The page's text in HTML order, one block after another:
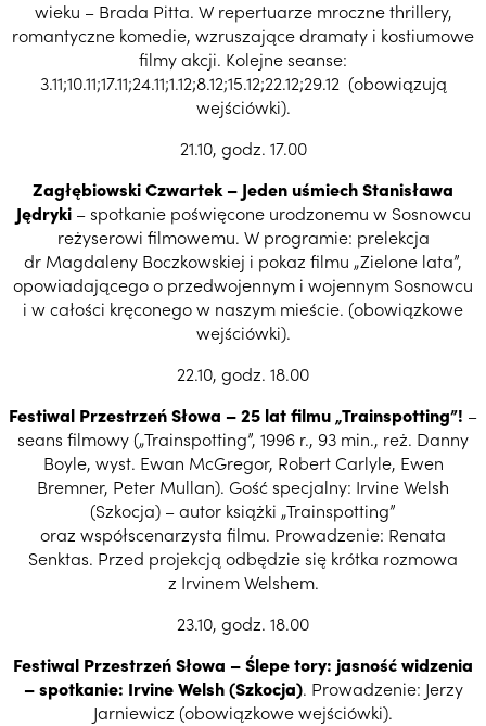
wieku – Brada Pitta. W repertuarze mroczne thrillery,
romantyczne komedie, wzruszające dramaty i kostiumowe
filmy akcji. Kolejne seanse:
3.11;10.11;17.11;24.11;1.12;8.12;15.12;22.12;29.12 (obowiązują
wejściówki).
21.10, godz. 17.00
Zagłębiowski Czwartek – Jeden uśmiech Stanisława
Jędryki – spotkanie poświęcone urodzonemu w Sosnowcu
reżyserowi filmowemu. W programie: prelekcja
dr Magdaleny Boczkowskiej i pokaz filmu „Zielone lata”,
opowiadającego o przedwojennym i wojennym Sosnowcu
i w całości kręconego w naszym mieście. (obowiązkowe
wejściówki).
22.10, godz. 18.00
Festiwal Przestrzeń Słowa – 25 lat filmu „Trainspotting”! –
seans filmowy („Trainspotting”, 1996 r., 93 min., reż. Danny
Boyle, wyst. Ewan McGregor, Robert Carlyle, Ewen
Bremner, Peter Mullan). Gość specjalny: Irvine Welsh
(Szkocja) – autor książki „Trainspotting”
oraz współscenarzysta filmu. Prowadzenie: Renata
Senktas. Przed projekcją odbędzie się krótka rozmowa
z Irvinem Welshem.
23.10, godz. 18.00
Festiwal Przestrzeń Słowa –Ślepe tory: jasność widzenia
– spotkanie: Irvine Welsh (Szkocja). Prowadzenie: Jerzy
Jarniewicz (obowiązkowe wejściówki).